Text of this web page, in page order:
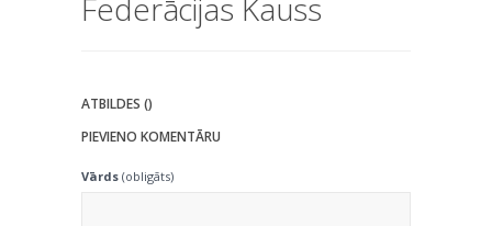
Federācijas Kauss
ATBILDES ()
PIEVIENO KOMENTĀRU
Vārds (obligāts)